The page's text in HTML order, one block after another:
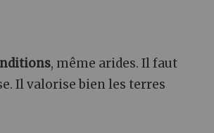
, même arides. Il faut
Il valorise bien les terres